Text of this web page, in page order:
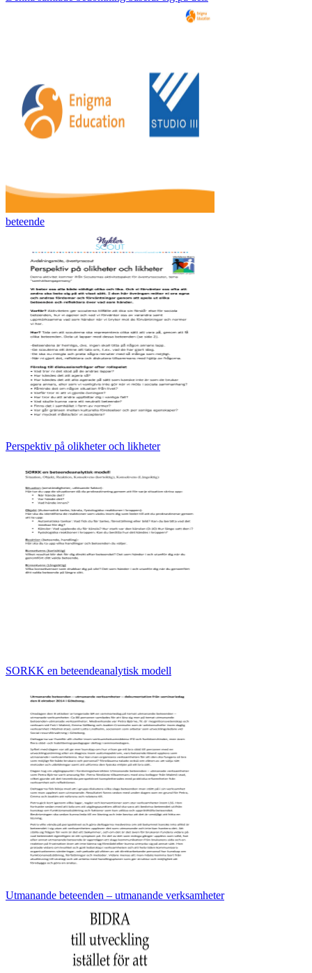
beteende
Perspektiv på olikheter och likheter
SORKK en beteendeanalytisk modell
Utmanande beteenden – utmanande verksamheter